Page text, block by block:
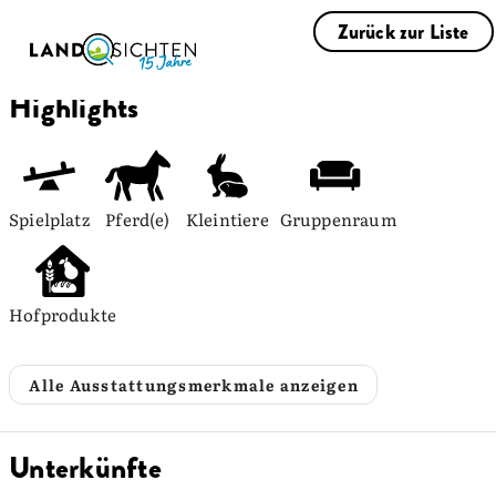
Zurück zur Liste
Highlights
Spielplatz Pferd(e) Kleintiere Gruppenraum
Hofprodukte
Alle Ausstattungsmerkmale anzeigen
Unterkünfte